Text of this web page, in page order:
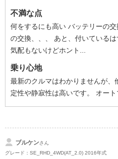
不満な点
何をするにも高い バッテリーの
の交換、、、 あと、付いている
気配もないけどホント...
乗り心地
最新のクルマはわかりませんが
定性や静寂性は高いです。 オート
ブルケンさん
グレード：SE_RHD_4WD(AT_2.0) 2016年式